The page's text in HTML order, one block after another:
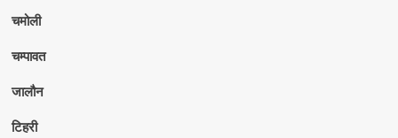
चमोली
चम्पावत
जालौन
टिहरी